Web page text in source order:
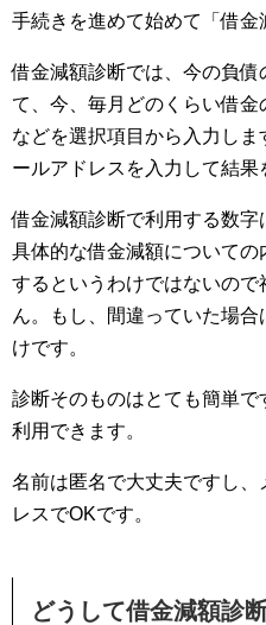
手続きを進めて始めて「借金
借金減額診断では、今の負
て、今、毎月どのくらい借
などを選択項目から入力し
ールアドレスを入力して結果
借金減額診断で利用する数字
具体的な借金減額について
するというわけではないの
ん。もし、間違っていた場
けです。
診断そのものはとても簡単
利用できます。
名前は匿名で大丈夫ですし
レスでOKです。
どうして借金減額診